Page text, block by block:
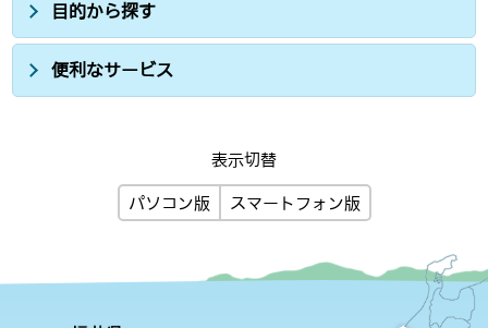
目的から探す
便利なサービス
表示切替
パソコン版 スマートフォン版